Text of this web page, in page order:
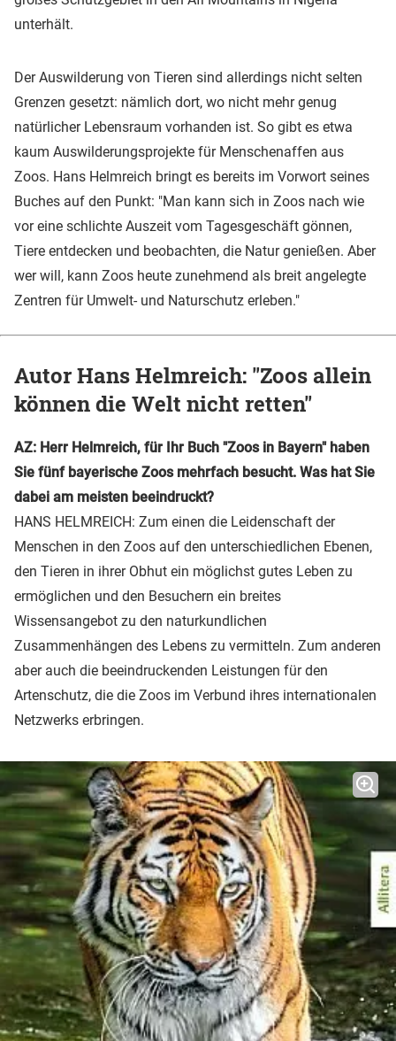
unterhält.
Der Auswilderung von Tieren sind allerdings nicht selten
Grenzen gesetzt: nämlich dort, wo nicht mehr genug
natürlicher Lebensraum vorhanden ist. So gibt es etwa
kaum Auswilderungsprojekte für Menschenaffen aus
Zoos. Hans Helmreich bringt es bereits im Vorwort seines
Buches auf den Punkt: "Man kann sich in Zoos nach wie
vor eine schlichte Auszeit vom Tagesgeschäft gönnen,
Tiere entdecken und beobachten, die Natur genießen. Aber
wer will, kann Zoos heute zunehmend als breit angelegte
Zentren für Umwelt- und Naturschutz erleben."
Autor Hans Helmreich: "Zoos allein
können die Welt nicht retten"
AZ: Herr Helmreich, für Ihr Buch "Zoos in Bayern" haben
Sie fünf bayerische Zoos mehrfach besucht. Was hat Sie
dabei am meisten beeindruckt?
HANS HELMREICH: Zum einen die Leidenschaft der
Menschen in den Zoos auf den unterschiedlichen Ebenen,
den Tieren in ihrer Obhut ein möglichst gutes Leben zu
ermöglichen und den Besuchern ein breites
Wissensangebot zu den naturkundlichen
Zusammenhängen des Lebens zu vermitteln. Zum anderen
aber auch die beeindruckenden Leistungen für den
Artenschutz, die die Zoos im Verbund ihres internationalen
Netzwerks erbringen.